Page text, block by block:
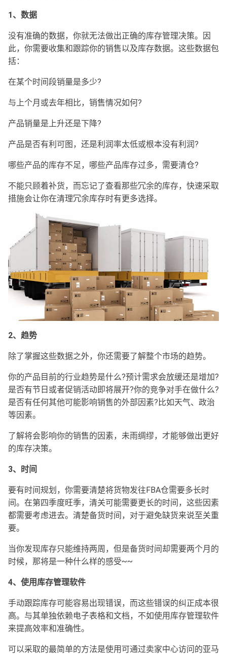
1、数据
没有准确的数据，你就无法做出正确的库存管理决策。因
此，你需要收集和跟踪你的销售以及库存数据。这些数据包
括：
在某个时间段销量是多少?
与上个月或去年相比，销售情况如何?
产品销量是上升还是下降?
产品是否有利可图，还是利润率太低或根本没有利润?
哪些产品的库存不足，哪些产品库存过多，需要清仓?
不能只顾着补货，而忘记了查看那些冗余的库存，快速采取
措施会让你在清理冗余库存时有更多选择。
2、趋势
除了掌握这些数据之外，你还需要了解整个市场的趋势。
你的产品目前的行业趋势是什么?预计需求会放缓还是增加?
是否有节日或者促销活动即将展开?你的竞争对手在做什么?
是否有任何其他可能影响销售的外部因素?比如天气、政治
等因素。
了解将会影响你的销售的因素，未雨绸缪，才能够做出更好
的库存决策。
3、时间
要有时间规划，你需要清楚将货物发往FBA仓需要多长时
间。在第四季度旺季，清关可能需要更长的时间，这些因素
都需要考虑进去。清楚备货时间，对于避免缺货来说至关重
要。
当你发现库存只能维持两周，但是备货时间却需要两个月的
时候，那将是一种什么样的感受~~
4、使用库存管理软件
手动跟踪库存可能容易出现错误，而这些错误的纠正成本很
高。与其单独依赖电子表格和文档，不如使用库存管理软件
来提高效率和准确性。
可以采取的最简单的方法是使用可通过卖家中心访问的亚马